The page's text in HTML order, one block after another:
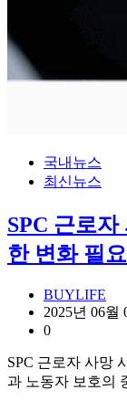
국내뉴스
최신뉴스
SPC 근로자
한 변화 필
BUYLIFE
2025년 06월
0
SPC 근로자 사망
과 노동자 보호의